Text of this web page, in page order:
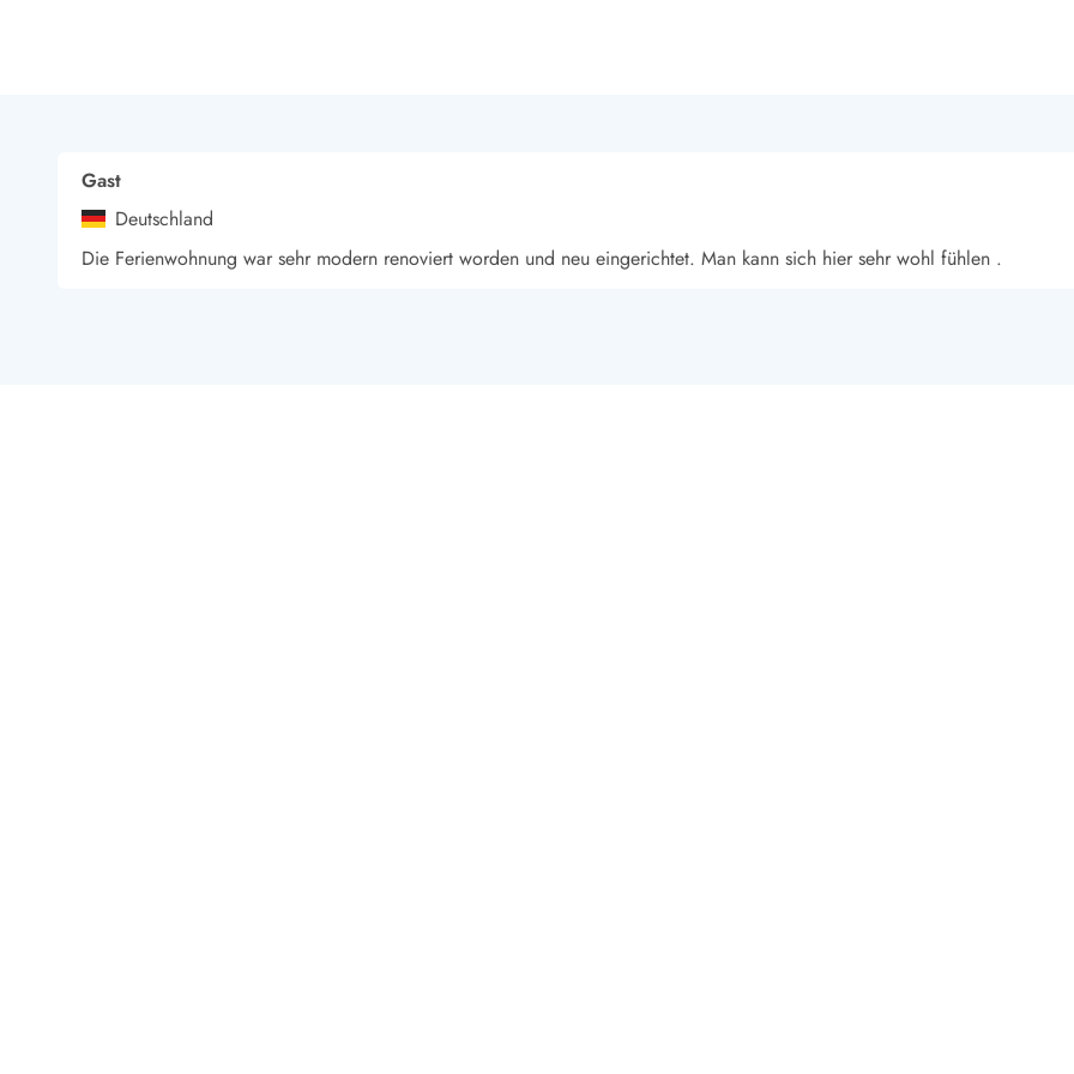
Newsletter
Sponsoren - Esmark unterstützt
Mietbedingungen
Datenschutzerklärung
Gast
Deutschland
Die Ferienwohnung war sehr modern renoviert worden und neu eingerichtet. Man kann sich hier sehr wohl fühlen .